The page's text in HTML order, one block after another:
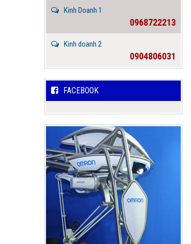
Kinh Doanh 1
0968722213
Kinh doanh 2
0904806031
FACEBOOK